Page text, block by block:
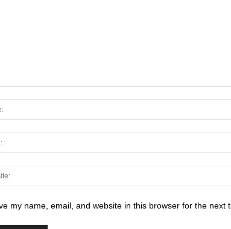
my name, email, and website in this browser for the next